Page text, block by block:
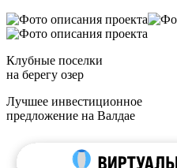
Клубные поселки
на берегу озер
Лучшее инвестиционное
предложение на Валдае